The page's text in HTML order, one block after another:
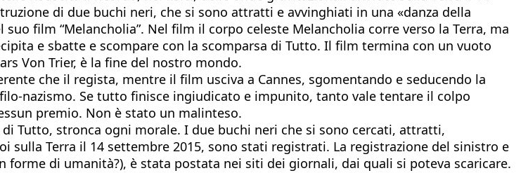
di due buchi neri, che si sono attratti e avvinghiati in una «danza della
film “Melancholia”. Nel film il corpo celeste Melancholia corre verso la Terra, ma
e sbatte e scompare con la scomparsa di Tutto. Il film termina con un vuoto
Von Trier, è la fine del nostro mondo.
che il regista, mentre il film usciva a Cannes, sgomentando e seducendo la
nazismo. Se tutto finisce ingiudicato e impunito, tanto vale tentare il colpo
premio. Non è stato un malinteso.
Tutto, stronca ogni morale. I due buchi neri che si sono cercati, attratti,
Terra il 14 settembre 2015, sono stati registrati. La registrazione del sinistro e
di umanità?), è stata postata nei siti dei giornali, dai quali si poteva scaricare.